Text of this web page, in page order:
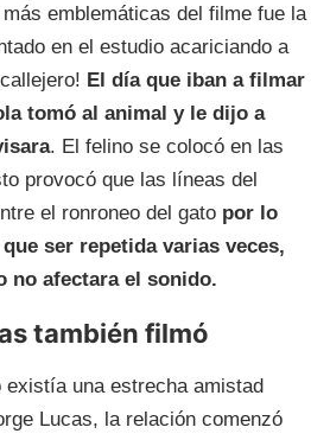
emblemáticas del filme fue la
en el estudio acariciando a
El día que iban a filmar
tomó al animal y le dijo a
. El felino se colocó en las
provocó que las líneas del
el ronroneo del gato por lo
ser repetida varias veces,
no afectara el sonido.
también filmó
existía una estrecha amistad
Lucas, la relación comenzó